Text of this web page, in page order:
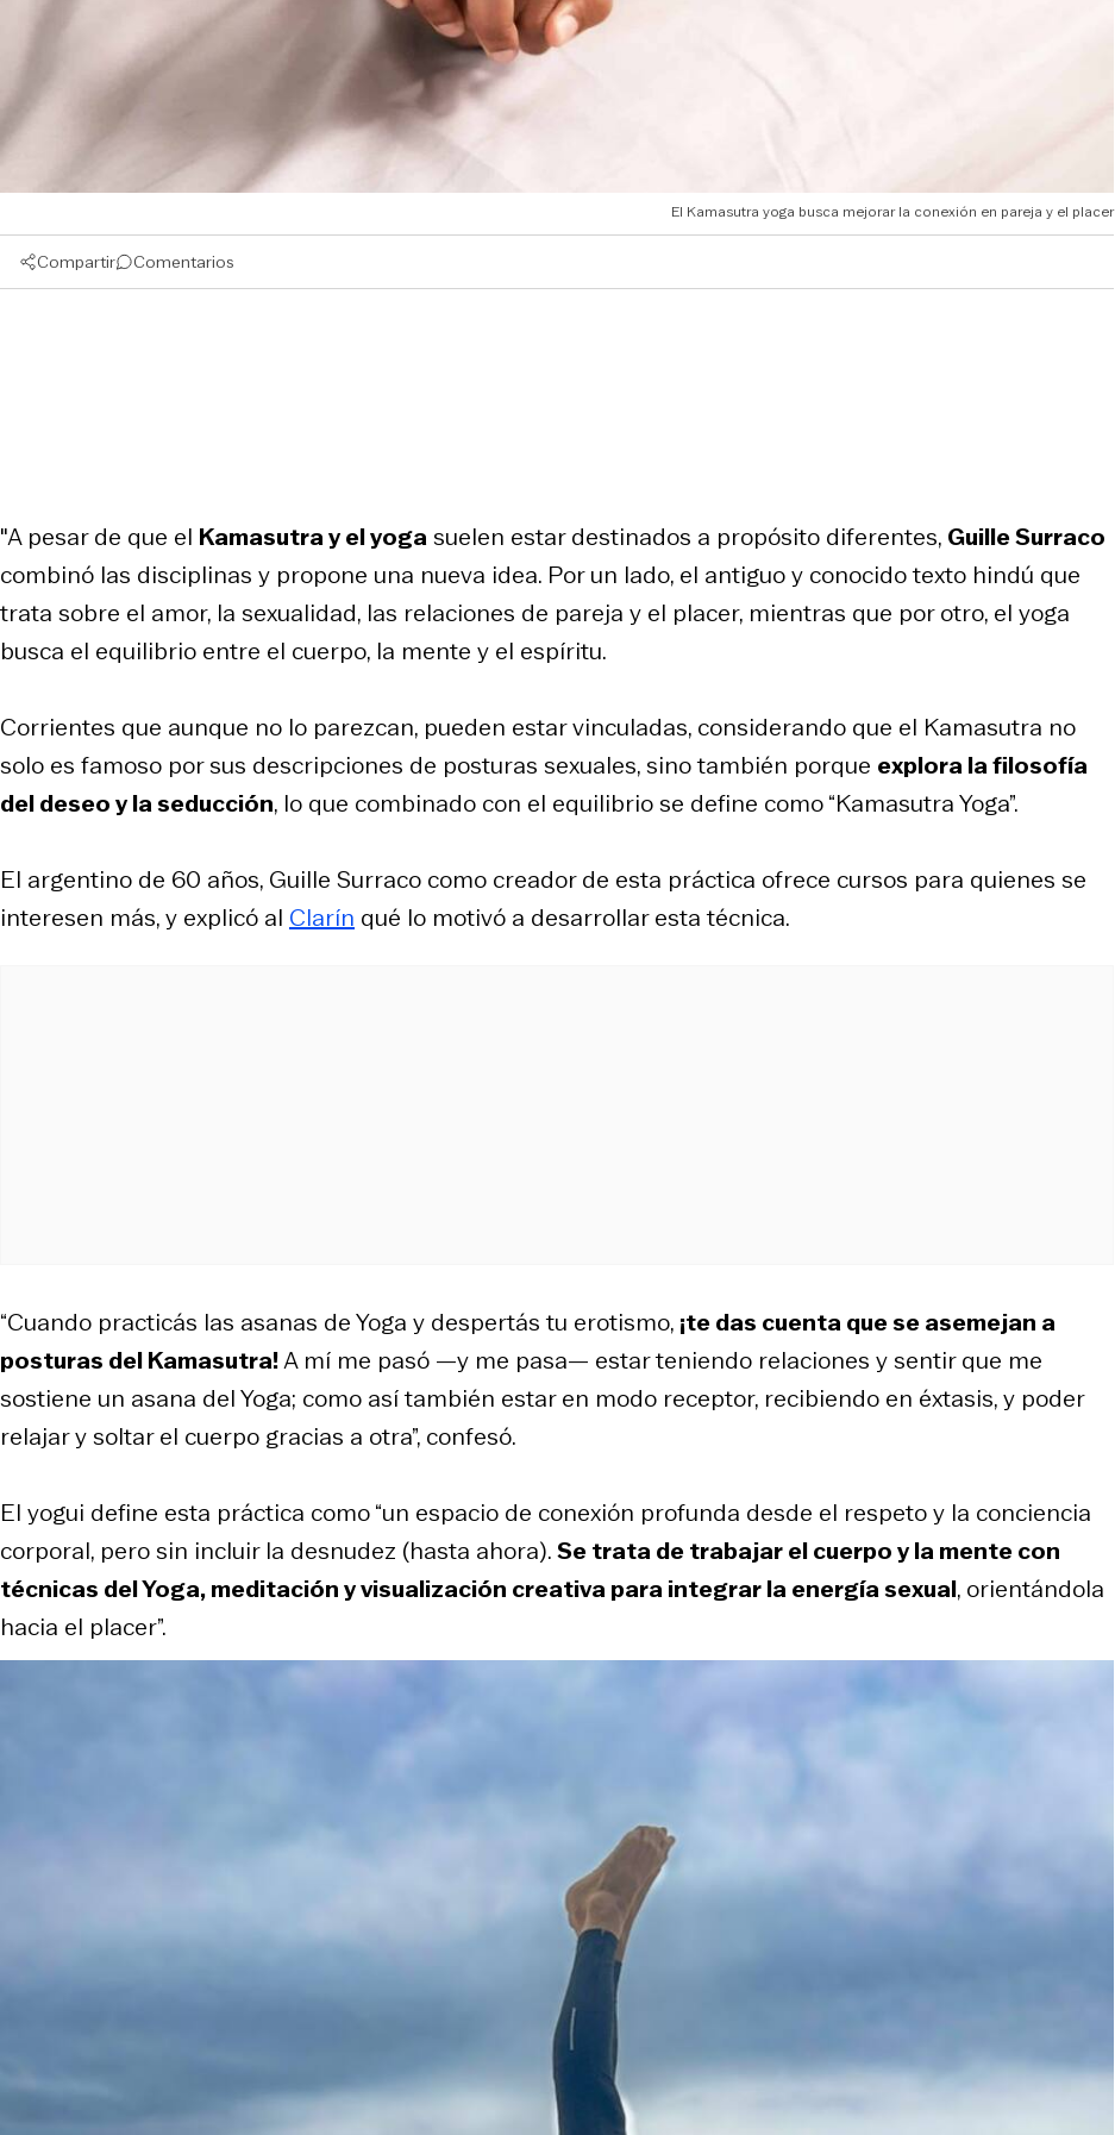
El Kamasutra yoga busca mejorar la conexión en pareja y el placer
Compartir Comentarios
"A pesar de que el Kamasutra y el yogasuelen estar destinados a propósito diferentes, Guille Surraco
combinó las disciplinas y propone una nueva idea. Por un lado, el antiguo y conocido texto hindú que
trata sobre el amor, la sexualidad, las relaciones de pareja y el placer, mientras que por otro, el yoga
busca el equilibrio entre el cuerpo, la mente y el espíritu.
Corrientes que aunque no lo parezcan, pueden estar vinculadas, considerando que el Kamasutra no
solo es famoso por sus descripciones de posturas sexuales, sino también porque explora la filosofía
del deseo y la seducción, lo que combinado con el equilibrio se define como “Kamasutra Yoga”.
El argentino de 60 años, Guille Surraco como creador de esta práctica ofrece cursos para quienes se
interesen más, y explicó al Clarín qué lo motivó a desarrollar esta técnica.
“Cuando practicás las asanas de Yoga y despertás tu erotismo, ¡te das cuenta que se asemejan a
posturas del Kamasutra!A mí me pasó —y me pasa— estar teniendo relaciones y sentir que me
sostiene un asana del Yoga; como así también estar en modo receptor, recibiendo en éxtasis, y poder
relajar y soltar el cuerpo gracias a otra”, confesó.
El yogui define esta práctica como “un espacio de conexión profunda desde el respeto y la conciencia
corporal, pero sin incluir la desnudez (hasta ahora).Se trata de trabajar el cuerpo y la mente con
técnicas del Yoga, meditación y visualización creativa para integrar la energía sexual, orientándola
hacia el placer”.